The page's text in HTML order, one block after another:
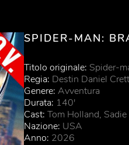
SPIDER-MAN:
Titolo originale: Spider-
Regia: Destin Daniel
Genere: Avventura
Durata: 140'
Cast: Tom Holland,
Nazione: USA
Anno: 2026